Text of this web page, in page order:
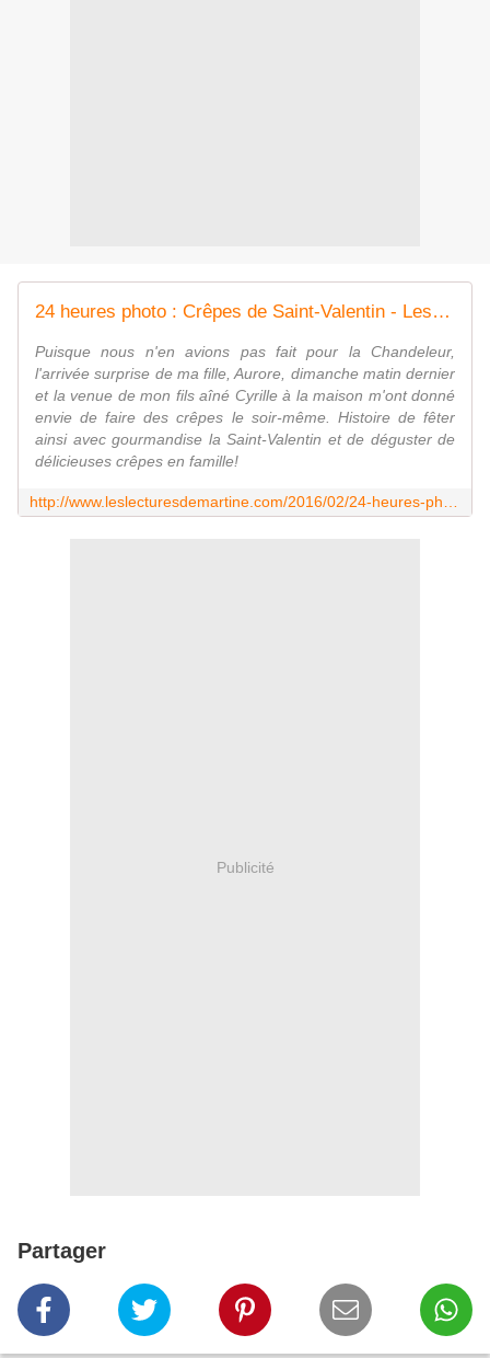
24 heures photo : Crêpes de Saint-Valentin - Les lectures de Martine
Puisque nous n'en avions pas fait pour la Chandeleur,
l'arrivée surprise de ma fille, Aurore, dimanche matin dernier
et la venue de mon fils aîné Cyrille à la maison m'ont donné
envie de faire des crêpes le soir-même. Histoire de fêter
ainsi avec gourmandise la Saint-Valentin et de déguster de
délicieuses crêpes en famille!
Publicité
Partager